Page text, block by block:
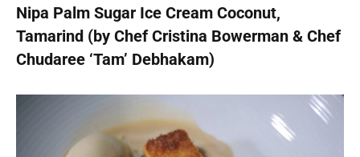
Nipa Palm Sugar Ice Cream Coconut,
Tamarind (by Chef Cristina Bowerman & Chef
Chudaree ‘Tam’ Debhakam)